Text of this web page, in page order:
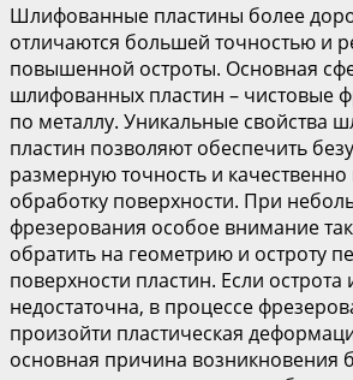
Шлифованные пластины более
отличаются большей точностью и
повышенной остроты. Основная
шлифованных пластин – чистовые
по металлу. Уникальные свойства
пластин позволяют обеспечить
размерную точность и качественно
обработку поверхности. При
фрезерования особое внимание
обратить на геометрию и остроту
поверхности пластин. Если острота
недостаточна, в процессе
произойти пластическая
основная причина возникновения